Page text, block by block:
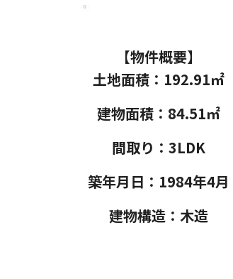
【物件概要】
土地面積：192.91㎡
建物面積：84.51㎡
間取り：3LDK
築年月日：1984年4月
建物構造：木造